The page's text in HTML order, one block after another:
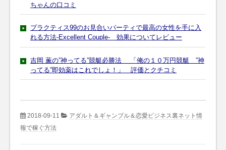
ちゃんの口コミ
プラクティス99のお見合いパーティで最高の女性を手に入
れる方法-Excellent Couple- 効果についてレビュー
吉岡 薫の”神ってる”競艇必勝法 「俺の１０万円競艇 ”神
ってる”即効薬はこれでしょ！」 評価とクチコミ
2018-09-11
アダルト＆ギャンブル＆恋愛ビジネス裏ネット情
報で稼ぐ方法